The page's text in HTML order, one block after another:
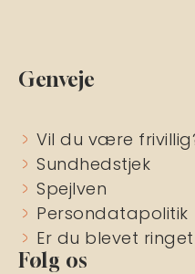
Genveje
Vil du være
Sundhedstjek
Spejlven
Persondatapolitik
Er du blevet
Følg os